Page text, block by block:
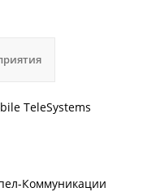
TeleSystems
Коммуникации